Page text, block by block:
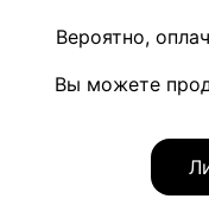
Вероятно,
Вы можете